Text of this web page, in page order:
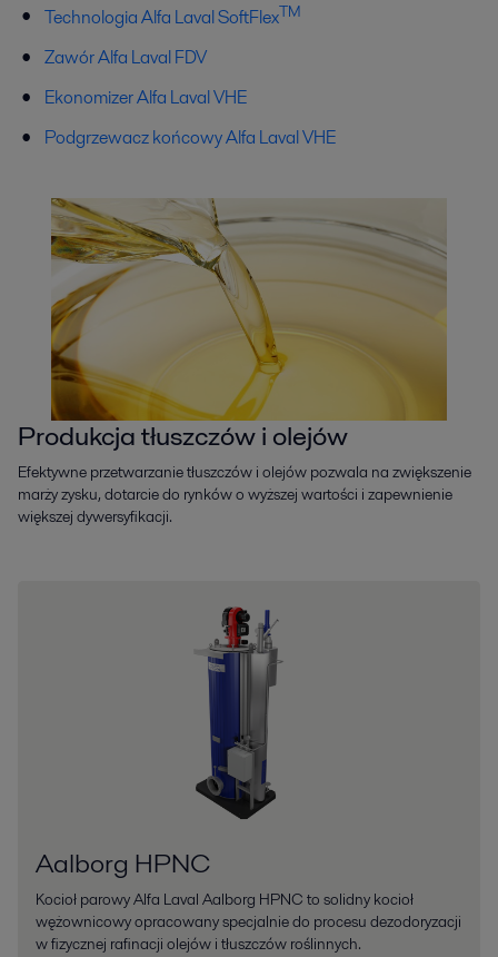
Technologia Alfa Laval SoftFlexTM
Zawór Alfa Laval FDV
Ekonomizer Alfa Laval VHE
Podgrzewacz końcowy Alfa Laval VHE
Produkcja tłuszczów i olejów
Efektywne przetwarzanie tłuszczów i olejów pozwala na zwiększenie
marży zysku, dotarcie do rynków o wyższej wartości i zapewnienie
większej dywersyfikacji.
Aalborg HPNC
Kocioł parowy Alfa Laval Aalborg HPNC to solidny kocioł
wężownicowy opracowany specjalnie do procesu dezodoryzacji
w fizycznej rafinacji olejów i tłuszczów roślinnych.